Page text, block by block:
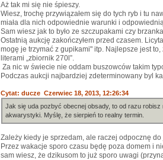
Aż tak mi się nie śpieszy.
Wiesz, trochę przywiązałem się do tych ryb i tu
miała dla nich odpowiednie warunki i
Sam wiesz jak to było ze szczupakami czy
Ostatnią aukcję zakończyłem przed czasem.
mogę je trzymać z gupikami" itp. Najlepsze jest
literami „zbiornik 270l”.
Za nic w świecie nie oddam buszowców takim
Podczas aukcji najbardziej zdeterminowany byl
Cytat: ducze Czerwiec 18, 2013, 12:26:34
Jak się uda pozbyć obecnej obsady, to od razu
akwarystyki. Myślę, że sierpień to realny termin.
Zależy kiedy je sprzedam, ale raczej odpocznę
Przez wakacje sporo czasu będę poza domem i
sam wiesz, że dzikusom to już sporo uwagi